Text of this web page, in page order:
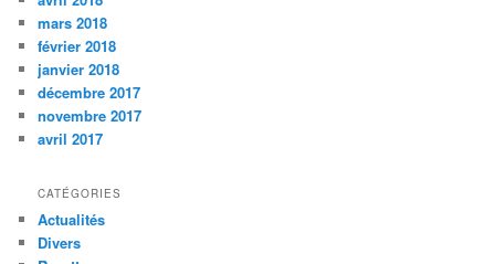
mars 2018
février 2018
janvier 2018
décembre 2017
novembre 2017
avril 2017
CATÉGORIES
Actualités
Divers